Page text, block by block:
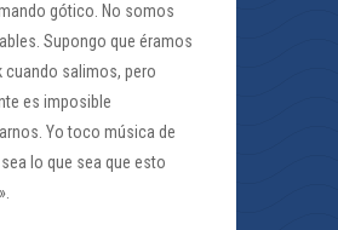
gótico. No somos
Supongo que éramos
cuando salimos, pero
es imposible
Yo toco música de
sea lo que sea que esto